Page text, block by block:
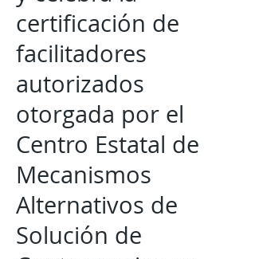
certificación de
facilitadores
autorizados
otorgada por el
Centro Estatal de
Mecanismos
Alternativos de
Solución de